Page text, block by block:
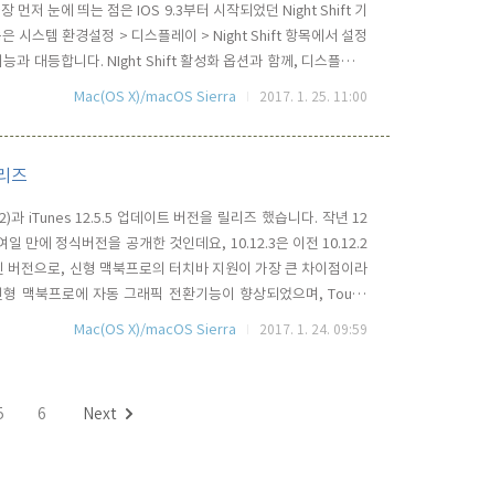
먼저 눈에 띄는 점은 IOS 9.3부터 시작되었던 Night Shift 기
시스템 환경설정 > 디스플레이 > Night Shift 항목에서 설정
과 대등합니다. NIght Shift 활성화 옵션과 함께, 디스플레이
론 다중 모니터를 지원합니다. Night Shift 모드를 활성화 시
Mac(OS X)/macOS Sierra 2017. 1. 25. 11:00
즈
iTunes 12.5.5 업데이트 버전을 릴리즈 했습니다. 작년 12
만에 정식버전을 공개한 것인데요, 10.12.3은 이전 10.12.2
전으로, 신형 맥북프로의 터치바 지원이 가장 큰 차이점이라
맥북프로에 자동 그래픽 전환기능이 향상되었으며, Touch
을 이용한 3rd-party 앱과 sierra의 미리보기 앱에서 문
Mac(OS X)/macOS Sierra 2017. 1. 24. 09:59
6 Next